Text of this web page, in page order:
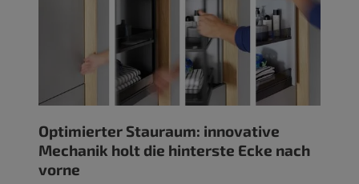
Optimierter Stauraum: innovative
Mechanik holt die hinterste Ecke nach
vorne